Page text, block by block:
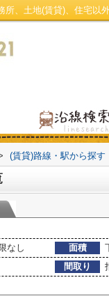
(賃貸)路線・駅から探す
なし 面積
間取り